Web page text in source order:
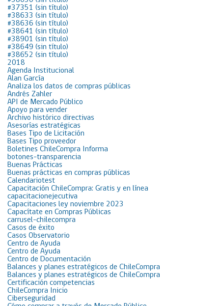
#37351 (sin título)
#38633 (sin título)
#38636 (sin título)
#38641 (sin título)
#38901 (sin título)
#38649 (sin título)
#38652 (sin título)
2018
Agenda Institucional
Alan García
Analiza los datos de compras públicas
Andrés Zahler
API de Mercado Público
Apoyo para vender
Archivo histórico directivas
Asesorías estratégicas
Bases Tipo de Licitación
Bases Tipo proveedor
Boletines ChileCompra Informa
botones-transparencia
Buenas Prácticas
Buenas prácticas en compras públicas
Calendariotest
Capacitación ChileCompra: Gratis y en línea
capacitacionejecutiva
Capacitaciones ley noviembre 2023
Capacítate en Compras Públicas
carrusel-chilecompra
Casos de éxito
Casos Observatorio
Centro de Ayuda
Centro de Ayuda
Centro de Documentación
Balances y planes estratégicos de ChileCompra
Balances y planes estratégicos de ChileCompra
Certificación competencias
ChileCompra Inicio
Ciberseguridad